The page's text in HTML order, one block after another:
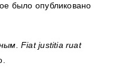
было опубликовано
Fiat justitia ruat